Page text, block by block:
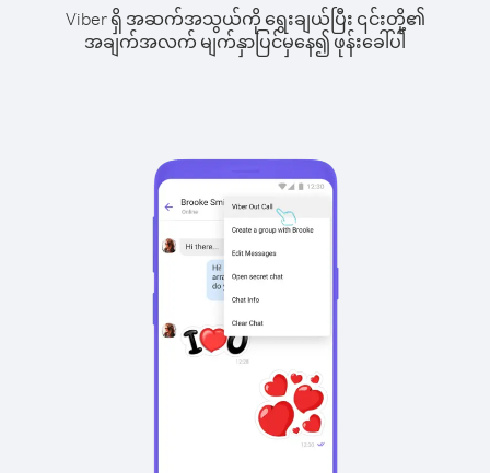
Viber ရှိ အဆက်အသွယ်ကို ရွေးချယ်ပြီး ၎င်းတို့၏
အချက်အလက် မျက်နှာပြင်မှနေ၍ ဖုန်းခေါ်ပါ